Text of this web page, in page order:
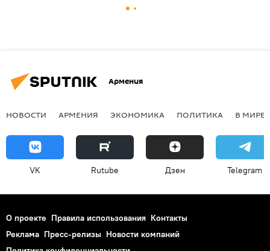
Армения
НОВОСТИ АРМЕНИЯ ЭКОНОМИКА ПОЛИТИКА В МИРЕ
VK Rutube Дзен Telegram
О проекте Правила использования Контакты
Реклама Пресс-релизы Новости компаний